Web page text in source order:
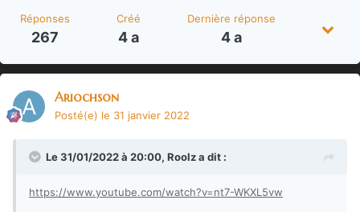
Réponses
267
Créé
4 a
Dernière réponse
4 a
Ariochson
Posté(e) le 31 janvier 2022
Le 31/01/2022 à 20:00, Roolza dit :
https://www.youtube.com/watch?v=nt7-WKXL5vw